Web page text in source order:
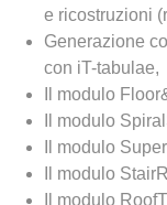
e ricostruzioni
Generazione
con iT-tabulae,
Il modulo
Il modulo
Il modulo
Il modulo
Il modulo